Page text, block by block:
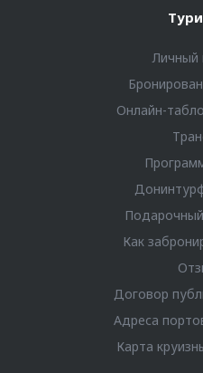
Личный
Онлайн-
Как
Договор
Адреса
Карта